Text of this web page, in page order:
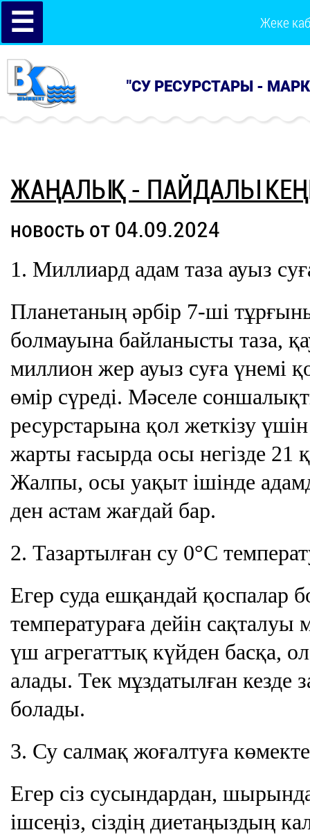
☰ Жеке
"СУ РЕСУРСТАРЫ -
ЖАҢАЛЫҚ - ПАЙДАЛЫ
новость от 04.09.2024
1. Миллиард адам таза ауыз
Планетаның әрбір 7-ші
болмауына байланысты таза,
миллион жер ауыз суға үнемі
өмір сүреді. Мәселе
ресурстарына қол жеткізу
жарты ғасырда осы негізде
Жалпы, осы уақыт ішінде
ден астам жағдай бар.
2. Тазартылған су 0°C
Егер суда ешқандай қоспалар
температураға дейін
үш агрегаттық күйден басқа,
алады. Тек мұздатылған кезде
болады.
3. Су салмақ жоғалтуға
Егер сіз сусындардан,
ішсеңіз, сіздің диетаңыздың